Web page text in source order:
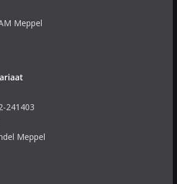
Meppel
241403
Meppel